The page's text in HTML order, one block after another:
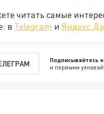
читать самые
в Telegram и
Подписывайтесь
и первыми